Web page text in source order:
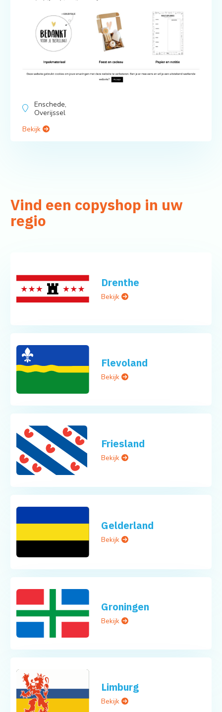
Enschede,
Overijssel
Bekijk
Vind een copyshop in uw
regio
Drenthe
Bekijk
Flevoland
Bekijk
Friesland
Bekijk
Gelderland
Bekijk
Groningen
Bekijk
Limburg
Bekijk